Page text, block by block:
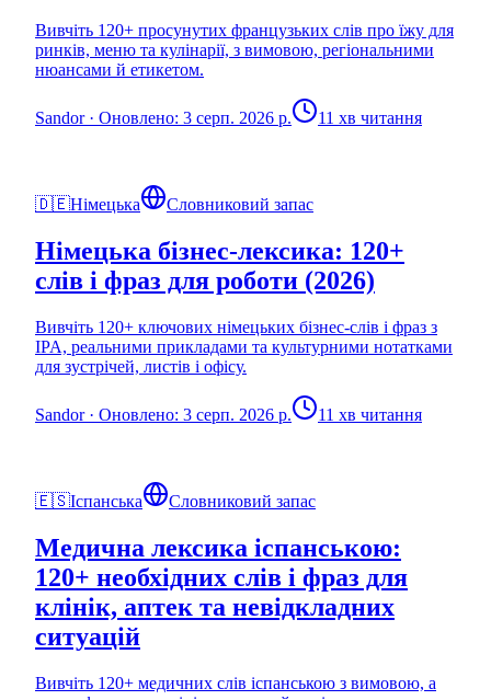
Вивчіть 120+ просунутих французьких слів про їжу для
ринків, меню та кулінарії, з вимовою, регіональними
нюансами й етикетом.
Sandor· Оновлено: 3 серп. 2026 р. 11 хв читання
🇩🇪Німецька Словниковий запас
Німецька бізнес-лексика: 120+
слів і фраз для роботи (2026)
Вивчіть 120+ ключових німецьких бізнес-слів і фраз з
IPA, реальними прикладами та культурними нотатками
для зустрічей, листів і офісу.
Sandor· Оновлено: 3 серп. 2026 р. 11 хв читання
🇪🇸Іспанська Словниковий запас
Медична лексика іспанською:
120+ необхідних слів і фраз для
клінік, аптек та невідкладних
ситуацій
Вивчіть 120+ медичних слів іспанською з вимовою, а